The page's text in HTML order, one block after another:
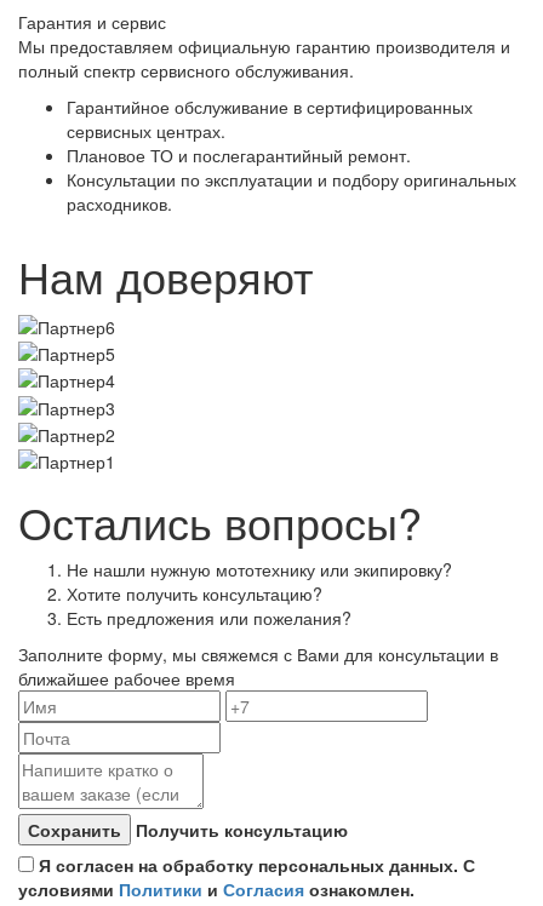
Гарантия и сервис
Мы предоставляем официальную гарантию производителя и
полный спектр сервисного обслуживания.
Гарантийное обслуживание в сертифицированных
сервисных центрах.
Плановое ТО и послегарантийный ремонт.
Консультации по эксплуатации и подбору оригинальных
расходников.
Нам доверяют
Остались вопросы?
Не нашли нужную мототехнику или экипировку?
Хотите получить консультацию?
Есть предложения или пожелания?
Заполните форму, мы свяжемся с Вами для консультации в
ближайшее рабочее время
Получить консультацию
Я согласен на обработку персональных данных. С
условиями Политики и Согласия ознакомлен.